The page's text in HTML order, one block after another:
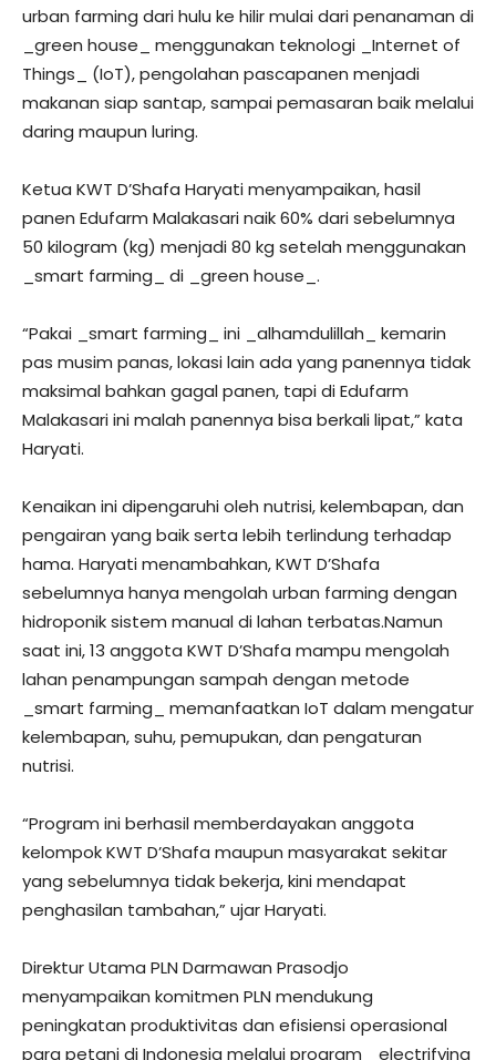
urban farming dari hulu ke hilir mulai dari penanaman di
_green house_ menggunakan teknologi _Internet of
Things_ (IoT), pengolahan pascapanen menjadi
makanan siap santap, sampai pemasaran baik melalui
daring maupun luring.
Ketua KWT D’Shafa Haryati menyampaikan, hasil
panen Edufarm Malakasari naik 60% dari sebelumnya
50 kilogram (kg) menjadi 80 kg setelah menggunakan
_smart farming_ di _green house_.
“Pakai _smart farming_ ini _alhamdulillah_ kemarin
pas musim panas, lokasi lain ada yang panennya tidak
maksimal bahkan gagal panen, tapi di Edufarm
Malakasari ini malah panennya bisa berkali lipat,” kata
Haryati.
Kenaikan ini dipengaruhi oleh nutrisi, kelembapan, dan
pengairan yang baik serta lebih terlindung terhadap
hama. Haryati menambahkan, KWT D’Shafa
sebelumnya hanya mengolah urban farming dengan
hidroponik sistem manual di lahan terbatas.Namun
saat ini, 13 anggota KWT D’Shafa mampu mengolah
lahan penampungan sampah dengan metode
_smart farming_ memanfaatkan IoT dalam mengatur
kelembapan, suhu, pemupukan, dan pengaturan
nutrisi.
“Program ini berhasil memberdayakan anggota
kelompok KWT D’Shafa maupun masyarakat sekitar
yang sebelumnya tidak bekerja, kini mendapat
penghasilan tambahan,” ujar Haryati.
Direktur Utama PLN Darmawan Prasodjo
menyampaikan komitmen PLN mendukung
peningkatan produktivitas dan efisiensi operasional
para petani di Indonesia melalui program _electrifying